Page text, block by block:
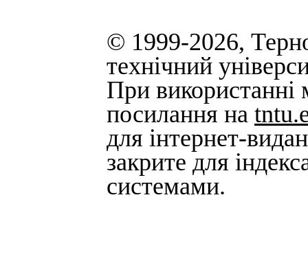
© 1999-2026,
технічний
При використанні
посилання на
для інтернет-
закрите для
системами.